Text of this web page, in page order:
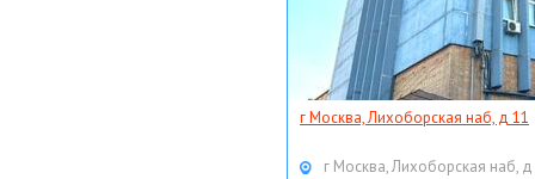
г Москва, Лихоборская наб, д 11
г Москва, Лихоборская наб,